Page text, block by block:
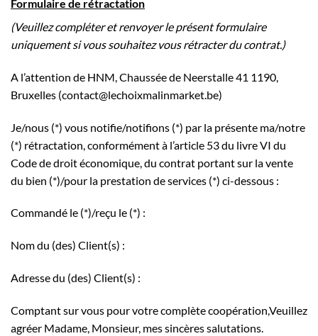
Formulaire de rétractation
(Veuillez compléter et renvoyer le présent formulaire
uniquement si vous souhaitez vous rétracter du contrat.)
A l’attention de HNM, Chaussée de Neerstalle 41 1190,
Bruxelles (contact@lechoixmalinmarket.be)
Je/nous (*) vous notifie/notifions (*) par la présente ma/notre
(*) rétractation, conformément à l’article 53 du livre VI du
Code de droit économique, du contrat portant sur la vente
du bien (*)/pour la prestation de services (*) ci-dessous :
Commandé le (*)/reçu le (*) :
Nom du (des) Client(s) :
Adresse du (des) Client(s) :
Comptant sur vous pour votre complète coopération,Veuillez
agréer Madame, Monsieur, mes sincères salutations.